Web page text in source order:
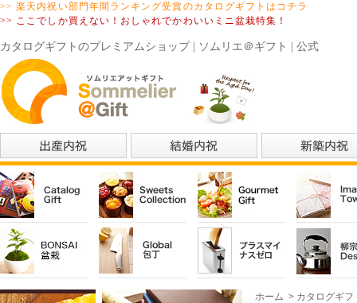
>> 楽天内祝い部門年間ランキング受賞のカタログギフトはコチラ
>> ここでしか買えない！おしゃれでかわいいミニ盆栽特集！
カタログギフトのプレミアムショップ | ソムリエ＠ギフト | 公式
ホーム > カタログギフ